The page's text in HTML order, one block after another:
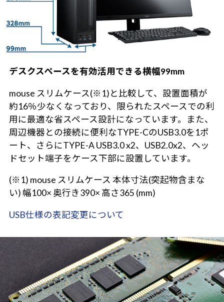
デスクスペースを有効活用できる横幅99mm
mouse スリムケース(※1)と比較して、設置面積が
約16％少なくなっており、限られたスペースでの利
用に最適な省スペース設計になっています。また、
周辺機器との接続に便利なTYPE-CのUSB3.0を1ポ
ート、さらにTYPE-A USB3.0 x2、USB2.0x2、ヘッ
ドセット端子をケース下部に設置しています。
(※1) mouse スリムケース 本体寸法(突起物含まな
い) 幅100× 奥行き390× 高さ365 (mm)
USB仕様の表記変更について